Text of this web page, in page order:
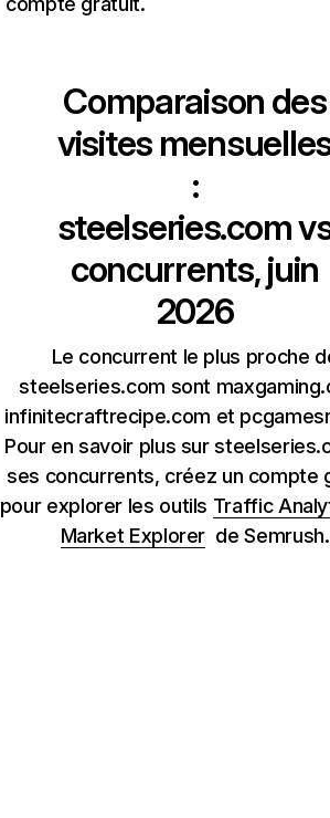
Comparaison des
visites
:
steelseries.com
concurrents, juin
2026
Le concurrent le plus proche
steelseries.com sont
infinitecraftrecipe.com et
Pour en savoir plus sur
ses concurrents, créez un compte
pour explorer les outils Traffic
Market Explorer de Semrush.